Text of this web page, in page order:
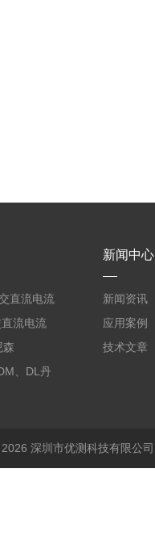
直流电流
流电流
森
精度电流
、DL丹
新闻中心
新闻资讯
应用案例
技术文章
深圳市优测科技有限公司